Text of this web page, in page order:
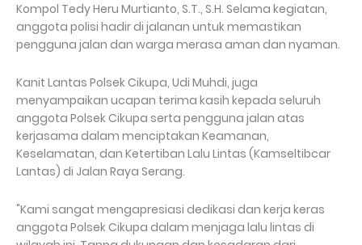
Kompol Tedy Heru Murtianto, S.T., S.H. Selama kegiatan,
anggota polisi hadir di jalanan untuk memastikan
pengguna jalan dan warga merasa aman dan nyaman.
Kanit Lantas Polsek Cikupa, Udi Muhdi, juga
menyampaikan ucapan terima kasih kepada seluruh
anggota Polsek Cikupa serta pengguna jalan atas
kerjasama dalam menciptakan Keamanan,
Keselamatan, dan Ketertiban Lalu Lintas (Kamseltibcar
Lantas) di Jalan Raya Serang.
"Kami sangat mengapresiasi dedikasi dan kerja keras
anggota Polsek Cikupa dalam menjaga lalu lintas di